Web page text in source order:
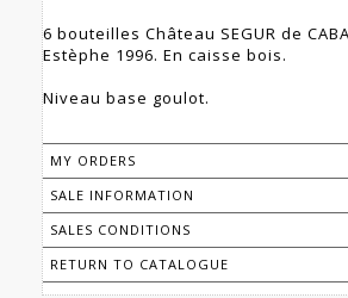
6 bouteilles Château SEGUR de
Estèphe 1996. En caisse bois.
Niveau base goulot.
MY ORDERS
SALE INFORMATION
SALES CONDITIONS
RETURN TO CATALOGUE